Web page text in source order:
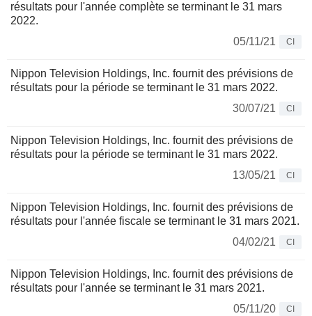
résultats pour l'année complète se terminant le 31 mars
2022.
05/11/21
CI
Nippon Television Holdings, Inc. fournit des prévisions de
résultats pour la période se terminant le 31 mars 2022.
30/07/21
CI
Nippon Television Holdings, Inc. fournit des prévisions de
résultats pour la période se terminant le 31 mars 2022.
13/05/21
CI
Nippon Television Holdings, Inc. fournit des prévisions de
résultats pour l'année fiscale se terminant le 31 mars 2021.
04/02/21
CI
Nippon Television Holdings, Inc. fournit des prévisions de
résultats pour l'année se terminant le 31 mars 2021.
05/11/20
CI